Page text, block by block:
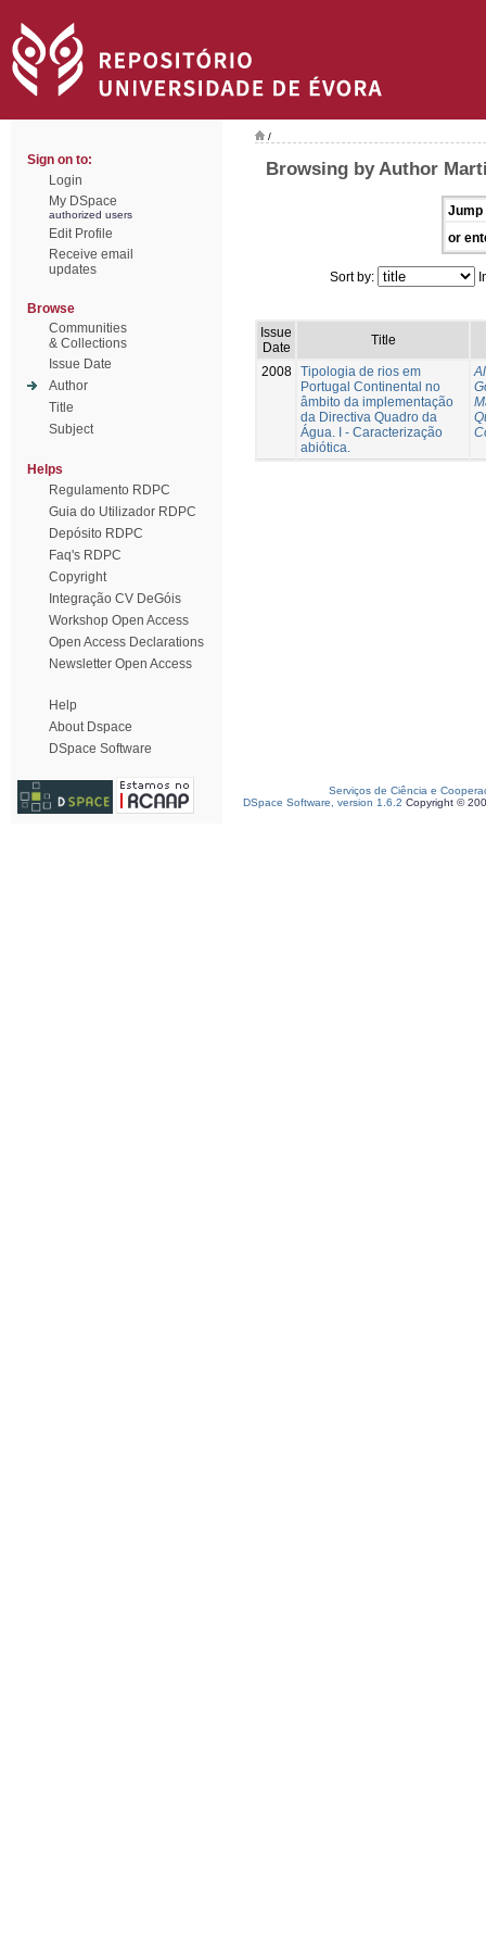
Sign on to:
Login
My DSpace
authorized users
Edit Profile
Receive email
updates
Browse
Communities
& Collections
Issue Date
Author
Title
Subject
Helps
Regulamento RDPC
Guia do Utilizador RDPC
Depósito RDPC
Faq's RDPC
Copyright
Integração CV DeGóis
Workshop Open Access
Open Access Declarations
Newsletter Open Access
Help
About Dspace
DSpace Software
/
Browsing by Author
Jump
or
Sort by:
Issue
Date
Title
2008 Tipologia de rios em
Portugal Continental no
âmbito da implementação
da Directiva Quadro da
Água. I - Caracterização
abiótica.
Serviços de Ciência e
DSpace Software, version 1.6.2 Copyright ©